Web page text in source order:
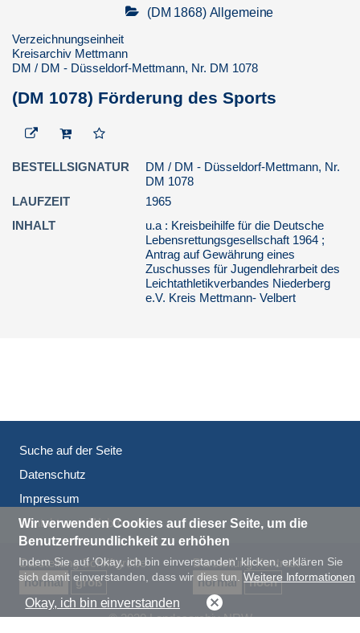
(DM 1868) Allgemeine
Sportförderung und Beihilfen
(DM 1008) Sportvereine in
Velbert
(DM 1861) Allgemeine
Sportförderung und Beihilfen
Sportförderung und Beihilfen
(DM 1006) Sportvereine in
Neviges
(DM 1862) Allgemeine
(DM 1730) Allgemeine
Sportförderung
(DM 1803) Beihilfen zur
Förderung des Sports in
Kettwig
(DM 1729) Allgemeine
Sportförderung
Verzeichnungseinheit
Kreisarchiv Mettmann
DM / DM - Düsseldorf-Mettmann, Nr. DM 1078
(DM 1078) Förderung des Sports
BESTELLSIGNATUR
DM / DM - Düsseldorf-Mettmann, Nr.
DM 1078
LAUFZEIT
1965
INHALT
u.a : Kreisbeihilfe für die Deutsche
Lebensrettungsgesellschaft 1964 ;
Antrag auf Gewährung eines
Zuschusses für Jugendlehrarbeit des
Leichtathletikverbandes Niederberg
e.V. Kreis Mettmann- Velbert
© 2020 Landesarchiv NRW
Darstellung Schriftgröße
Darstellung Kontrast
normal
groß normal hoch
Suche auf der Seite
Datenschutz
Impressum
Kontakt zum Webmaster
Wir verwenden Cookies auf dieser Seite, um die
Benutzerfreundlichkeit zu erhöhen
Indem Sie auf 'Okay, ich bin einverstanden' klicken, erklären Sie
sich damit einverstanden, dass wir dies tun. Weitere Informationen
Okay, ich bin einverstanden